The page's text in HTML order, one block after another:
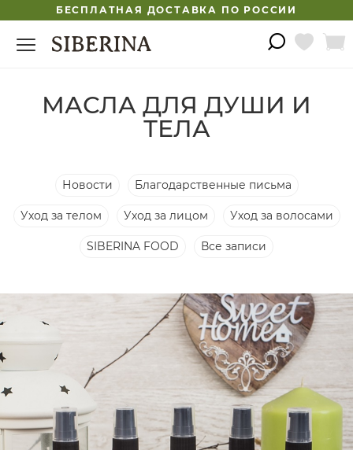
БЕСПЛАТНАЯ ДОСТАВКА ПО РОССИИ
МАСЛА ДЛЯ ДУШИ И
ТЕЛА
Новости Благодарственные письма
Уход за телом Уход за лицом Уход за волосами
SIBERINA FOOD Все записи